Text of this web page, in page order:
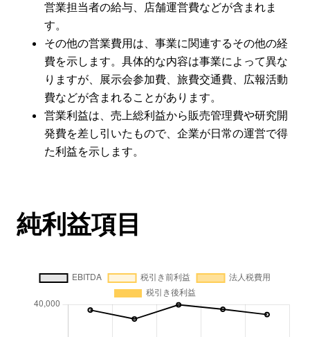
営業担当者の給与、店舗運営費などが含まれま
す。
その他の営業費用は、事業に関連するその他の経
費を示します。具体的な内容は事業によって異な
りますが、展示会参加費、旅費交通費、広報活動
費などが含まれることがあります。
営業利益は、売上総利益から販売管理費や研究開
発費を差し引いたもので、企業が日常の運営で得
た利益を示します。
純利益項目